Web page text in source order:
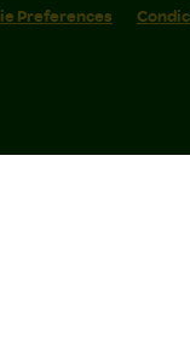
Preferences